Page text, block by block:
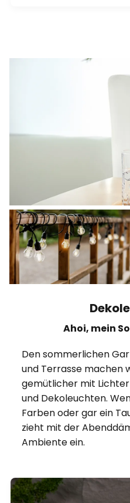
Ahoi, mein
Den sommerlichen
und Terrasse machen
gemütlicher mit
und Dekoleuchten.
Farben oder gar ein
zieht mit der
Ambiente ein.